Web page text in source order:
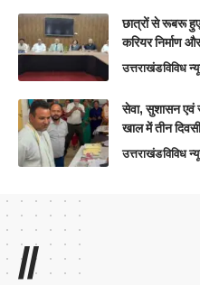
छात्रों से रूबरू
करियर निर्माण
उत्तराखंडविविध
सेवा, सुशासन एवं
खाल में तीन
उत्तराखंडविविध
//